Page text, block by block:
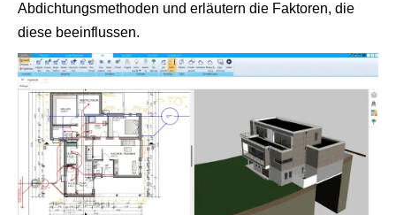
Abdichtungsmethoden und erläutern die Faktoren, die
diese beeinflussen.